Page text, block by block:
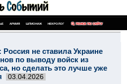
АРМИЯ ШПИОНАЖ НЕКРОЛОГ ПОИСК ПО САЙТУ
Россия не ставила Украине
по выводу войск из
но сделать это лучше уже
03.04.2026